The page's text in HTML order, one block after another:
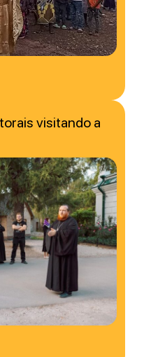
visitando a